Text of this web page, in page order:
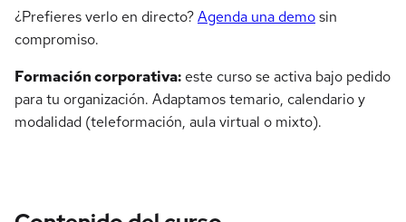
¿Prefieres verlo en directo?Agenda una demosin
compromiso.
Formación corporativa: este curso se activa bajo pedido
para tu organización. Adaptamos temario, calendario y
modalidad (teleformación, aula virtual o mixto).